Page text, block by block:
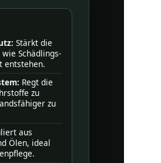
Stärkt die
Schädlings-
entstehen.
Regt die
zu
zu
aus
Ölen, ideal